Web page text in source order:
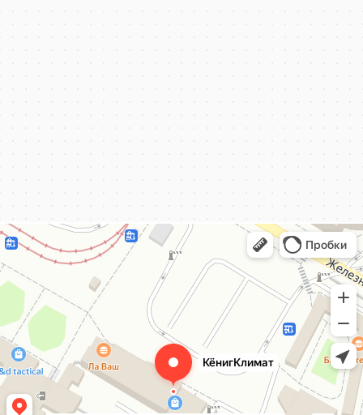
КёнигКлимат
Кондиционеры в Калининграде
Установка кондиционеров в Калининграде